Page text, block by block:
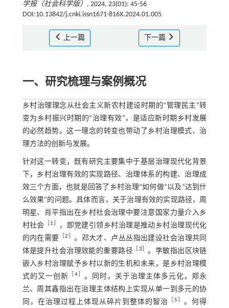
学报（社会科学版） , 2024, 23(01): 45-56
DOI:10.13842/j.cnki.issn1671-816X.2024.01.005
上一篇 下一篇
一、研究梳理与案例概况
乡村治理理念从社会主义新农村建设时期的“管理民主”转
变为乡村振兴时期的“治理有效”，是适应新时期乡村发展
的必然趋势。这一理念的转变也带动了乡村治理模式、治
理方法的创新与发展。
针对这一转变，既有研究主要集中于基层治理现代化背景
下，乡村治理有效的实现路径、治理体系的构建、治理成
效三个方面，也就是回答了乡村治理“如何做”以及“达到什
么效果”的问题。具体而言，关于治理有效的实现路径，周
明星、肖平指出在乡村社会治理中要注意国家力量介入乡
村社会
1
，即党建引领乡村治理是推动乡村治理现代化
的内在需要 ［2
。邓大才、卢丛丛指出建设社会治理共同
体是提升社会治理效能的重要路径
3
。李敏指出区块链
嵌入乡村治理赋予乡村以新的生机和未来，是乡村治理模
式的又一创新
4］ 。同时，关于治理主体多元化，郑永
兰、周其鑫指出在治理主体结构上实现从单一到多元的协
同，在治理过程上体现从碎片到整体的智治
［5
。何得